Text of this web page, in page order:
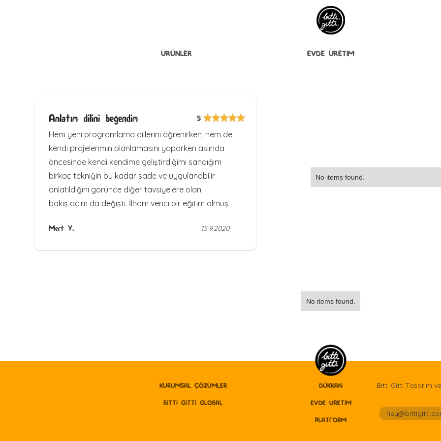
ÜRÜNLER EVDE ÜRETİM
Anlatım dilini beğendim 5
Hem yeni programlama dillerini öğrenirken, hem de
kendi projelerimin planlamasını yaparken aslında
öncesinde kendi kendime geliştirdiğimi sandığım
birkaç tekniğin bu kadar sade ve uygulanabilir
anlatıldığını görünce diğer tavsiyelere olan
bakış açım da değişti. İlham verici bir eğitim olmuş
Mert Y. 15.9.2020
No items found.
No items found.
KURUMSAL ÇÖZÜMLER
BITTI GITTI GLOBAL
DÜKKAN
EVDE ÜRETİM
PLATFORM
Bitti Gitti Tasarım